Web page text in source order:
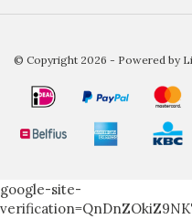
© Copyright 2026 - Powered by
google-site-